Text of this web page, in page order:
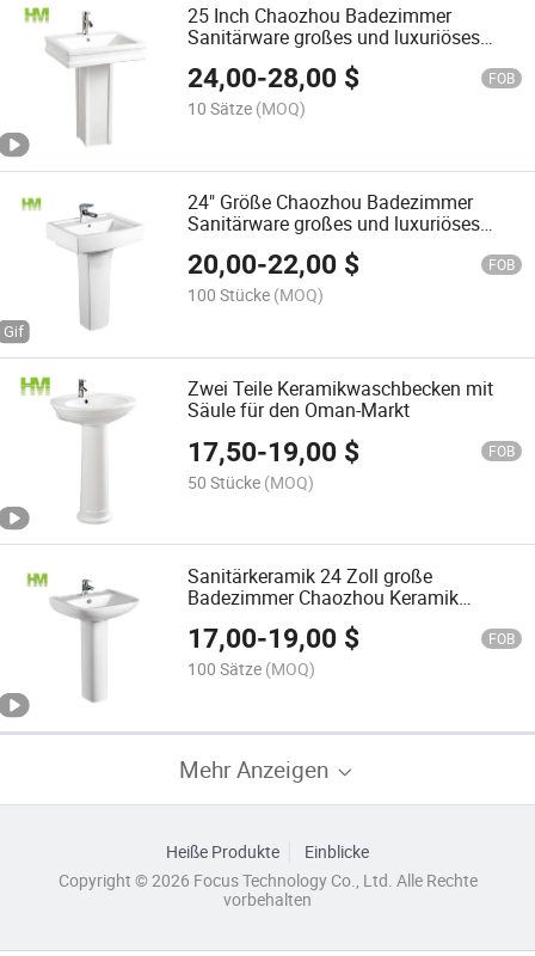
25 Inch Chaozhou Badezimmer
Sanitärware großes und luxuriöses
quadratisches Waschbecken
24,00-28,00 $ FOB
10 Sätze (MOQ)
24" Größe Chaozhou Badezimmer
Sanitärware großes und luxuriöses
quadratisches Waschbecken
20,00-22,00 $ FOB
100 Stücke (MOQ)
Zwei Teile Keramikwaschbecken mit
Säule für den Oman-Markt
17,50-19,00 $ FOB
50 Stücke (MOQ)
Sanitärkeramik 24 Zoll große
Badezimmer Chaozhou Keramik
17,00-19,00 $ FOB
100 Sätze (MOQ)
Mehr Anzeigen
Heiße Produkte
Einblicke
Copyright © 2026 Focus Technology Co., Ltd. Alle Rechte
vorbehalten